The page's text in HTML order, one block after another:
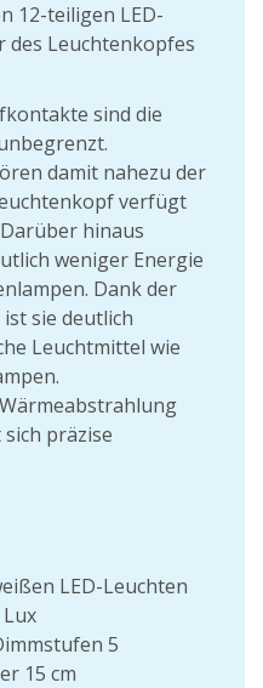
12-teiligen LED-
des Leuchtenkopfes
sind die
damit nahezu der
verfügt
hinaus
weniger Energie
Dank der
sie deutlich
Leuchtmittel wie
präzise
LED-Leuchten
5
15 cm